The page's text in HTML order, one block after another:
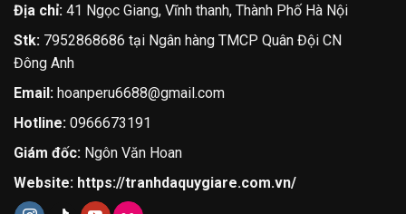
Địa chỉ:41 Ngọc Giang, Vĩnh thanh, Thành Phố Hà Nội
Stk:7952868686 tại Ngân hàng TMCP Quân Đội CN
Đông Anh
Email:hoanperu6688@gmail.com
Hotline:0966673191
Giám đốc:Ngôn Văn Hoan
Website: https://tranhdaquygiare.com.vn/